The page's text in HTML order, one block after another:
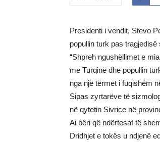
Presidenti i vendit, Stevo
popullin turk pas
“Shpreh ngushëllimet e
me Turqinë dhe popullin
nga një tërmet i fuqishëm
Sipas zyrtarëve të
në qytetin Sivrice në
Ai bëri që ndërtesat të
Dridhjet e tokës u ndjenë